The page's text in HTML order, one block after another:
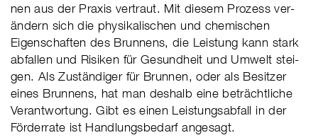
nen aus der Pra­xis ver­traut. Mit die­sem Pro­zess ver­
än­dern sich die phy­si­ka­li­schen und che­mi­schen
Eigen­schaf­ten des Brun­nens, die Leis­tung kann stark
abfal­len und Risi­ken für Gesund­heit und Umwelt stei­
gen. Als Zustän­di­ger für Brun­nen, oder als Besit­zer
eines Brun­nens, hat man des­halb eine beträcht­li­che
Ver­ant­wor­tung. Gibt es einen Leis­tungs­ab­fall in der
För­der­rate ist Hand­lungs­be­darf ange­sagt.